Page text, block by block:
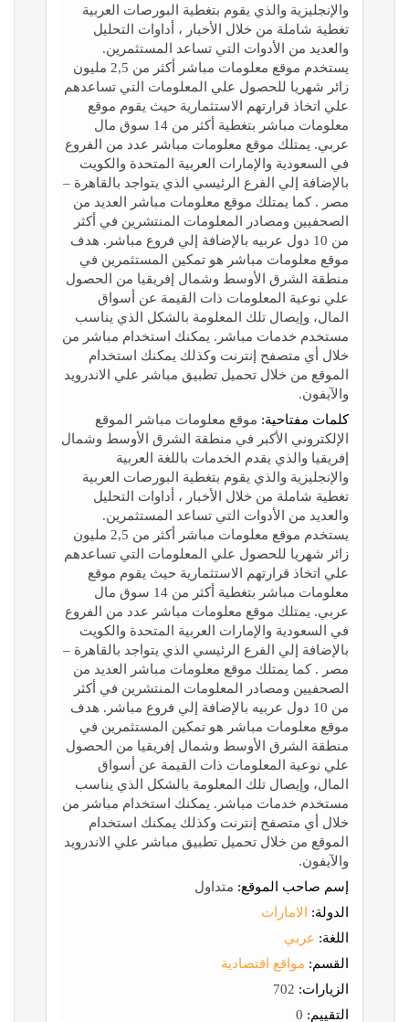
والإنجليزية والذي يقوم بتغطية البورصات العربية
تغطية شاملة من خلال الأخبار ، أداوات التحليل
والعديد من الأدوات التي تساعد المستثمرين.
يستخدم موقع معلومات مباشر أكثر من 2,5 مليون
زائر شهريا للحصول علي المعلومات التي تساعدهم
علي اتخاذ قرارتهم الاستثمارية حيث يقوم موقع
معلومات مباشر بتغطية أكثر من 14 سوق مال
عربي. يمتلك موقع معلومات مباشر عدد من الفروع
في السعودية والإمارات العربية المتحدة والكويت
بالإضافة إلي الفرع الرئيسي الذي يتواجد بالقاهرة –
مصر . كما يمتلك موقع معلومات مباشر العديد من
الصحفيين ومصادر المعلومات المنتشرين في أكثر
من 10 دول عربيه بالإضافة إلي فروع مباشر. هدف
موقع معلومات مباشر هو تمكين المستثمرين في
منطقة الشرق الأوسط وشمال إفريقيا من الحصول
علي نوعية المعلومات ذات القيمة عن أسواق
المال، وإيصال تلك المعلومة بالشكل الذي يناسب
مستخدم خدمات مباشر. يمكنك استخدام مباشر من
خلال أي متصفح إنترنت وكذلك يمكنك استخدام
الموقع من خلال تحميل تطبيق مباشر علي الاندرويد
والآيفون.
كلمات مفتاحية: موقع معلومات مباشر الموقع
الإلكتروني الأكبر في منطقة الشرق الأوسط وشمال
إفريقيا والذي يقدم الخدمات باللغة العربية
والإنجليزية والذي يقوم بتغطية البورصات العربية
تغطية شاملة من خلال الأخبار ، أداوات التحليل
والعديد من الأدوات التي تساعد المستثمرين.
يستخدم موقع معلومات مباشر أكثر من 2,5 مليون
زائر شهريا للحصول علي المعلومات التي تساعدهم
علي اتخاذ قرارتهم الاستثمارية حيث يقوم موقع
معلومات مباشر بتغطية أكثر من 14 سوق مال
عربي. يمتلك موقع معلومات مباشر عدد من الفروع
في السعودية والإمارات العربية المتحدة والكويت
بالإضافة إلي الفرع الرئيسي الذي يتواجد بالقاهرة –
مصر . كما يمتلك موقع معلومات مباشر العديد من
الصحفيين ومصادر المعلومات المنتشرين في أكثر
من 10 دول عربيه بالإضافة إلي فروع مباشر. هدف
موقع معلومات مباشر هو تمكين المستثمرين في
منطقة الشرق الأوسط وشمال إفريقيا من الحصول
علي نوعية المعلومات ذات القيمة عن أسواق
المال، وإيصال تلك المعلومة بالشكل الذي يناسب
مستخدم خدمات مباشر. يمكنك استخدام مباشر من
خلال أي متصفح إنترنت وكذلك يمكنك استخدام
الموقع من خلال تحميل تطبيق مباشر علي الاندرويد
والآيفون.
إسم صاحب الموقع: متداول
الدولة:
الامارات
اللغة: عربي
القسم: مواقع اقتصادية
الزيارات:
التقييم: